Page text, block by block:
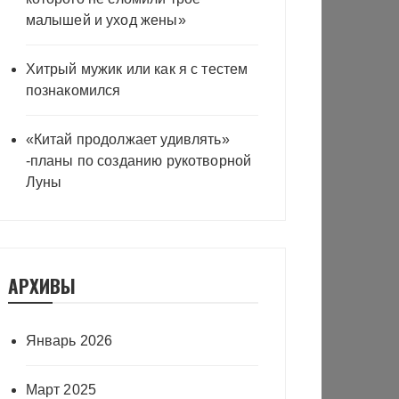
малышей и уход жены»
Хитрый мужик или как я с тестем
познакомился
«Китай продолжает удивлять»
-планы по созданию рукотворной
Луны
АРХИВЫ
Январь 2026
Март 2025